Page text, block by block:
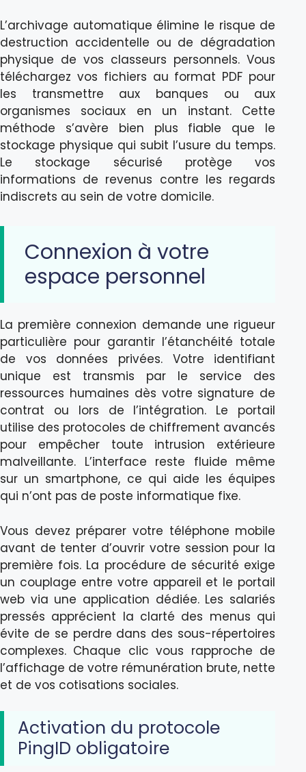
L’archivage automatique élimine le risque de
destruction accidentelle ou de dégradation
physique de vos classeurs personnels. Vous
téléchargez vos fichiers au format PDF pour
les transmettre aux banques ou aux
organismes sociaux en un instant. Cette
méthode s’avère bien plus fiable que le
stockage physique qui subit l’usure du temps.
Le stockage sécurisé protège vos
informations de revenus contre les regards
indiscrets au sein de votre domicile.
Connexion à votre
espace personnel
La première connexion demande une rigueur
particulière pour garantir l’étanchéité totale
de vos données privées. Votre identifiant
unique est transmis par le service des
ressources humaines dès votre signature de
contrat ou lors de l’intégration. Le portail
utilise des protocoles de chiffrement avancés
pour empêcher toute intrusion extérieure
malveillante. L’interface reste fluide même
sur un smartphone, ce qui aide les équipes
qui n’ont pas de poste informatique fixe.
Vous devez préparer votre téléphone mobile
avant de tenter d’ouvrir votre session pour la
première fois. La procédure de sécurité exige
un couplage entre votre appareil et le portail
web via une application dédiée. Les salariés
pressés apprécient la clarté des menus qui
évite de se perdre dans des sous-répertoires
complexes. Chaque clic vous rapproche de
l’affichage de votre rémunération brute, nette
et de vos cotisations sociales.
Activation du protocole
PingID obligatoire